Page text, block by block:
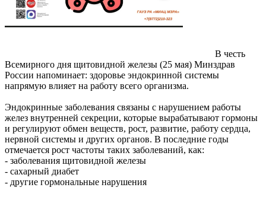
В честь
Всемирного дня щитовидной железы (25 мая) Минздрав
России напоминает: здоровье эндокринной системы
напрямую влияет на работу всего организма.
Эндокринные заболевания связаны с нарушением работы
желез внутренней секреции, которые вырабатывают гормоны
и регулируют обмен веществ, рост, развитие, работу сердца,
нервной системы и других органов. В последние годы
отмечается рост частоты таких заболеваний, как:
- заболевания щитовидной железы
- сахарный диабет
- другие гормональные нарушения